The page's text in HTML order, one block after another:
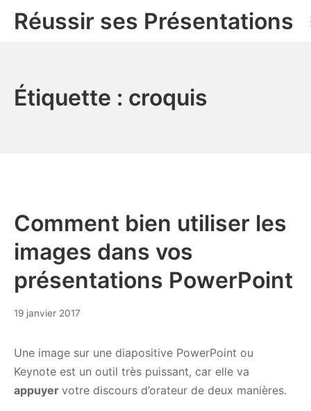
Réussir ses Présentations
Étiquette : croquis
Comment bien utiliser les
images dans vos
présentations PowerPoint
19 janvier 2017
Une image sur une diapositive PowerPoint ou
Keynote est un outil très puissant, car elle va
appuyer votre discours d’orateur de deux manières.